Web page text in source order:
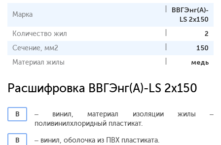
Марка
ВВГЭнг(A)-
LS 2x150
Количество жил
2
Сечение, мм2
150
Материал жилы
медь
Расшифровка ВВГЭнг(A)-LS 2x150
В
– винил, материал изоляции жилы –
поливинилхлоридный пластикат.
В
– винил, оболочка из ПВХ пластиката.